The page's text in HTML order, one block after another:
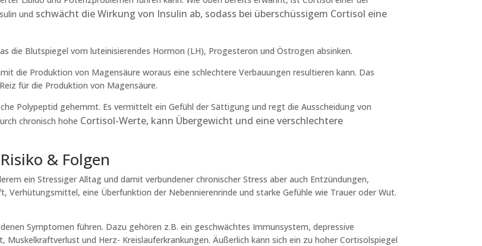
und schwächt die Wirkung von Insulin ab, sodass bei überschüssigem Cortisol eine
die Blutspiegel vom luteinisierendes Hormon (LH), Progesteron und Östrogen absinken.
die Produktion von Magensäure woraus eine schlechtere Verbauungen resultieren kann. Das
für die Produktion von Magensäure.
Polypeptid gehemmt. Es vermittelt ein Gefühl der Sättigung und regt die Ausscheidung von
chronisch hohe Cortisol-Werte, kann Übergewicht und eine verschlechtere
& Folgen
ein Stressiger Alltag und damit verbundener chronischer Stress aber auch Entzündungen,
Verhütungsmittel, eine Überfunktion der Nebennierenrinde und starke Gefühle wie Trauer oder Wut.
Symptomen führen. Dazu gehören z.B. ein geschwächtes Immunsystem, depressive
und Herz- Kreislauferkrankungen. Äußerlich kann sich ein zu hoher Cortisolspiegel